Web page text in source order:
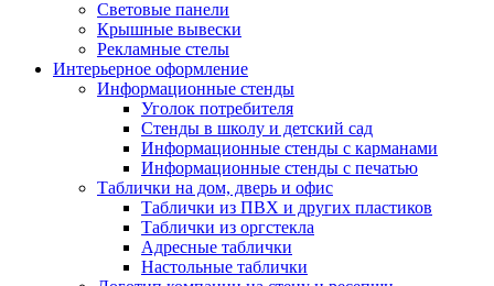
Световые панели
Крышные вывески
Рекламные стелы
Интерьерное оформление
Информационные стенды
Уголок потребителя
Стенды в школу и детский сад
Информационные стенды с карманами
Информационные стенды с печатью
Таблички на дом, дверь и офис
Таблички из ПВХ и других пластиков
Таблички из оргстекла
Адресные таблички
Настольные таблички